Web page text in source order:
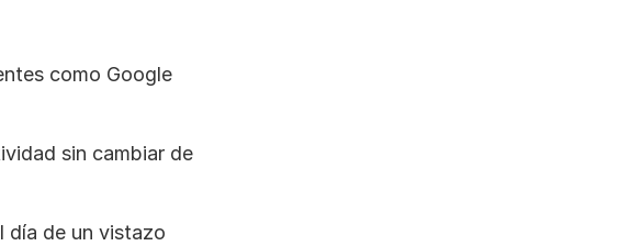
como Google
sin cambiar de
día de un vistazo